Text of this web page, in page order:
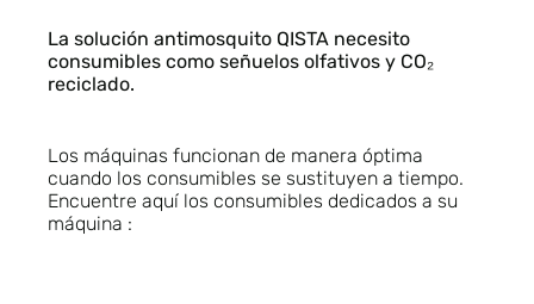
La solución antimosquito QISTA necesito
consumibles como señuelos olfativos y CO₂
reciclado.
Los máquinas funcionan de manera óptima
cuando los consumibles se sustituyen a tiempo.
Encuentre aquí los consumibles dedicados a su
máquina :